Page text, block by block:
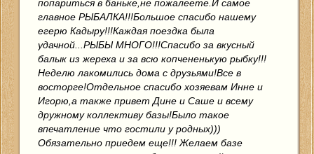
попариться в баньке,не пожалеете.И самое
главное РЫБАЛКА!!!Большое спасибо нашему
егерю Кадыру!!!Каждая поездка была
удачной...РЫБЫ МНОГО!!!Спасибо за вкусный
балык из жереха и за всю копчененькую рыбку!!!
Неделю лакомились дома с друзьями!Все в
восторге!Отдельное спасибо хозяевам Инне и
Игорю,а также привет Дине и Саше и всему
дружному коллективу базы!Было такое
впечатление что гостили у родных)))
Обязательно приедем еще!!! Желаем базе